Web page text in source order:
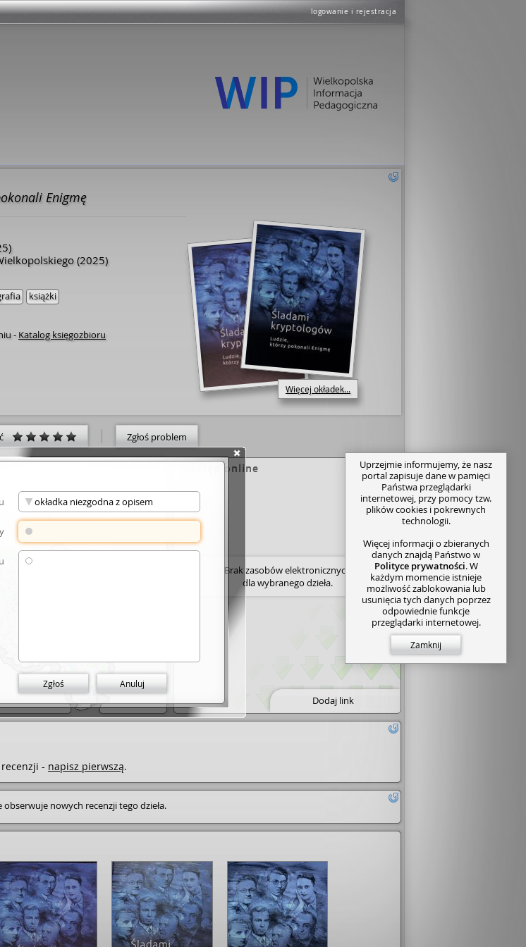
logowanie i rejestracja
Enigmę
Więcej okładek...
(2025)
książki
- Katalog księgozbioru
Zgłoś problem
Dostęp online
Brak zasobów elektronicznych
dla wybranego dzieła.
Dodaj link
- napisz pierwszą.
obserwuje nowych recenzji tego dzieła.
Zgłoś Anuluj
Uprzejmie informujemy, że nasz
portal zapisuje dane w pamięci
Państwa przeglądarki
internetowej, przy pomocy tzw.
plików cookies i pokrewnych
technologii.
Więcej informacji o zbieranych
danych znajdą Państwo w
Polityce prywatności. W
każdym momencie istnieje
możliwość zablokowania lub
usunięcia tych danych poprzez
odpowiednie funkcje
przeglądarki internetowej.
Zamknij